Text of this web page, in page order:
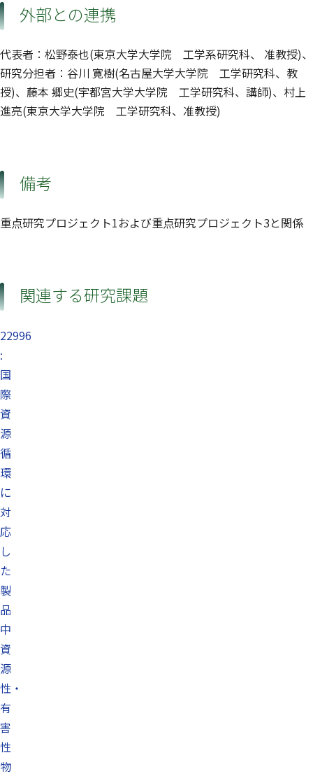
外部との連携
代表者：松野泰也(東京大学大学院 工学系研究科、 准教授)、
研究分担者：谷川 寛樹(名古屋大学大学院 工学研究科、教
授)、藤本 郷史(宇都宮大学大学院 工学研究科、講師)、村上
進亮(東京大学大学院 工学研究科、准教授)
備考
重点研究プロジェクト1および重点研究プロジェクト3と関係
関連する研究課題
22996
:
国
際
資
源
循
環
に
対
応
し
た
製
品
中
資
源
性・
有
害
性
物